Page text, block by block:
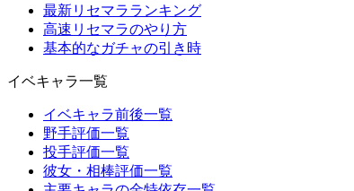
最新リセマラランキング
高速リセマラのやり方
基本的なガチャの引き時
イベキャラ一覧
イベキャラ前後一覧
野手評価一覧
投手評価一覧
彼女・相棒評価一覧